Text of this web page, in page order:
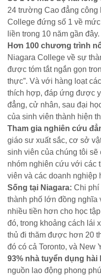
24 trường Cao đẳng công
College đứng số 1 về
liền trong 10 năm gần đây.
Hơn 100 chương trình
Niagara College về sự
được tóm tắt ngắn gọn
thực”. Và với hàng loạt
thích hợp, đáp ứng được
đẳng, cử nhân, sau đại
của sinh viên thành hiện
Tham gia nghiên cứu
giáo sư xuất sắc, cơ sở
sinh viên của chúng tôi
nhóm nghiên cứu với các
viên và các doanh nghiệp
Sống tại Niagara: Chi phí
thành phố lớn đồng
nhiều tiền hơn cho học
đó, trong khoảng cách lái
thủ đi thăm được hơn 20
đó có cả Toronto, và New
93% nhà tuyển dụng hài
nguồn lao động phong